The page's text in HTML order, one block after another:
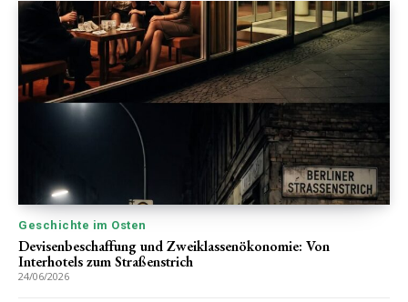
Geschichte im Osten
Devisenbeschaffung und Zweiklassenökonomie: Von
Interhotels zum Straßenstrich
24/06/2026